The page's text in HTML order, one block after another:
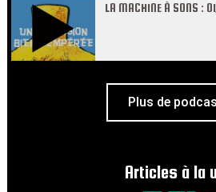
LA MACHINE À SONS :
Plus de
Articles à la